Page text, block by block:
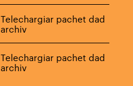
Telechargiar pachet dad
archiv
Telechargiar pachet dad
archiv